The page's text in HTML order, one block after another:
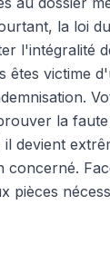
la loi
l'intégralité
victime
la
devient
concerné.
pièces